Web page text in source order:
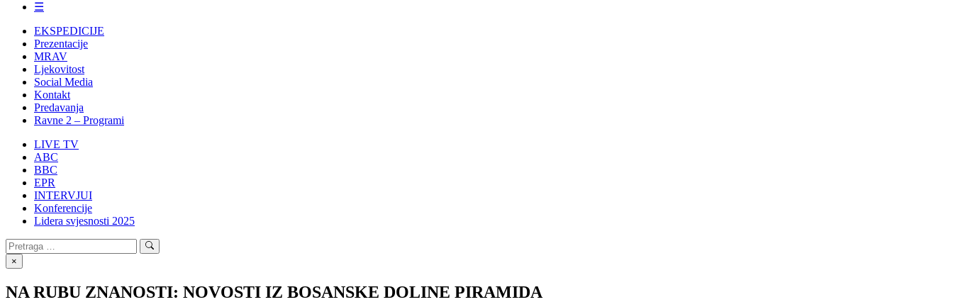
☰
EKSPEDICIJE
Prezentacije
MRAV
Ljekovitost
Social Media
Kontakt
Predavanja
Ravne 2 – Programi
LIVE TV
ABC
BBC
EPR
INTERVJUI
Konferencije
Lidera svjesnosti 2025
Search
for:
Search
×
NA RUBU ZNANOSTI: NOVOSTI IZ BOSANSKE DOLINE PIRAMIDA